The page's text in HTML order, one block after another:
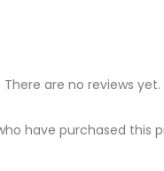
There are no reviews yet.
have purchased this